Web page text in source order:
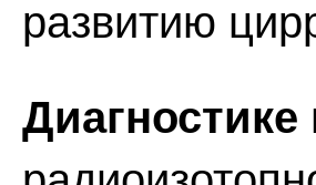
развитию
Диагностике